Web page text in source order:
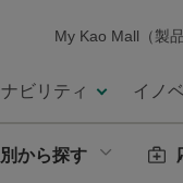
My Kao Mall（製品
ビリティ イノ
から探す